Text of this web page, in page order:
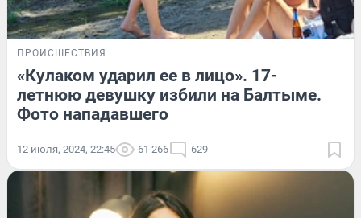
ПРОИСШЕСТВИЯ
«Кулаком ударил ее в лицо». 17-
летнюю девушку избили на Балтыме.
Фото нападавшего
12 июля, 2024, 22:45 61 266 629